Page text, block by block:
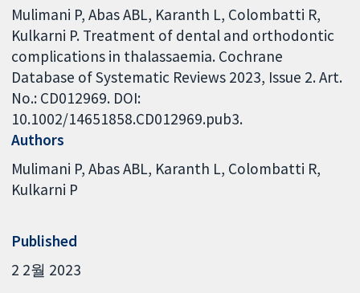
Mulimani P, Abas ABL, Karanth L, Colombatti R,
Kulkarni P. Treatment of dental and orthodontic
complications in thalassaemia. Cochrane
Database of Systematic Reviews 2023, Issue 2. Art.
No.: CD012969. DOI:
10.1002/14651858.CD012969.pub3.
Authors
Mulimani P Abas ABL Karanth L Colombatti R
Kulkarni P
Published
2 2월 2023